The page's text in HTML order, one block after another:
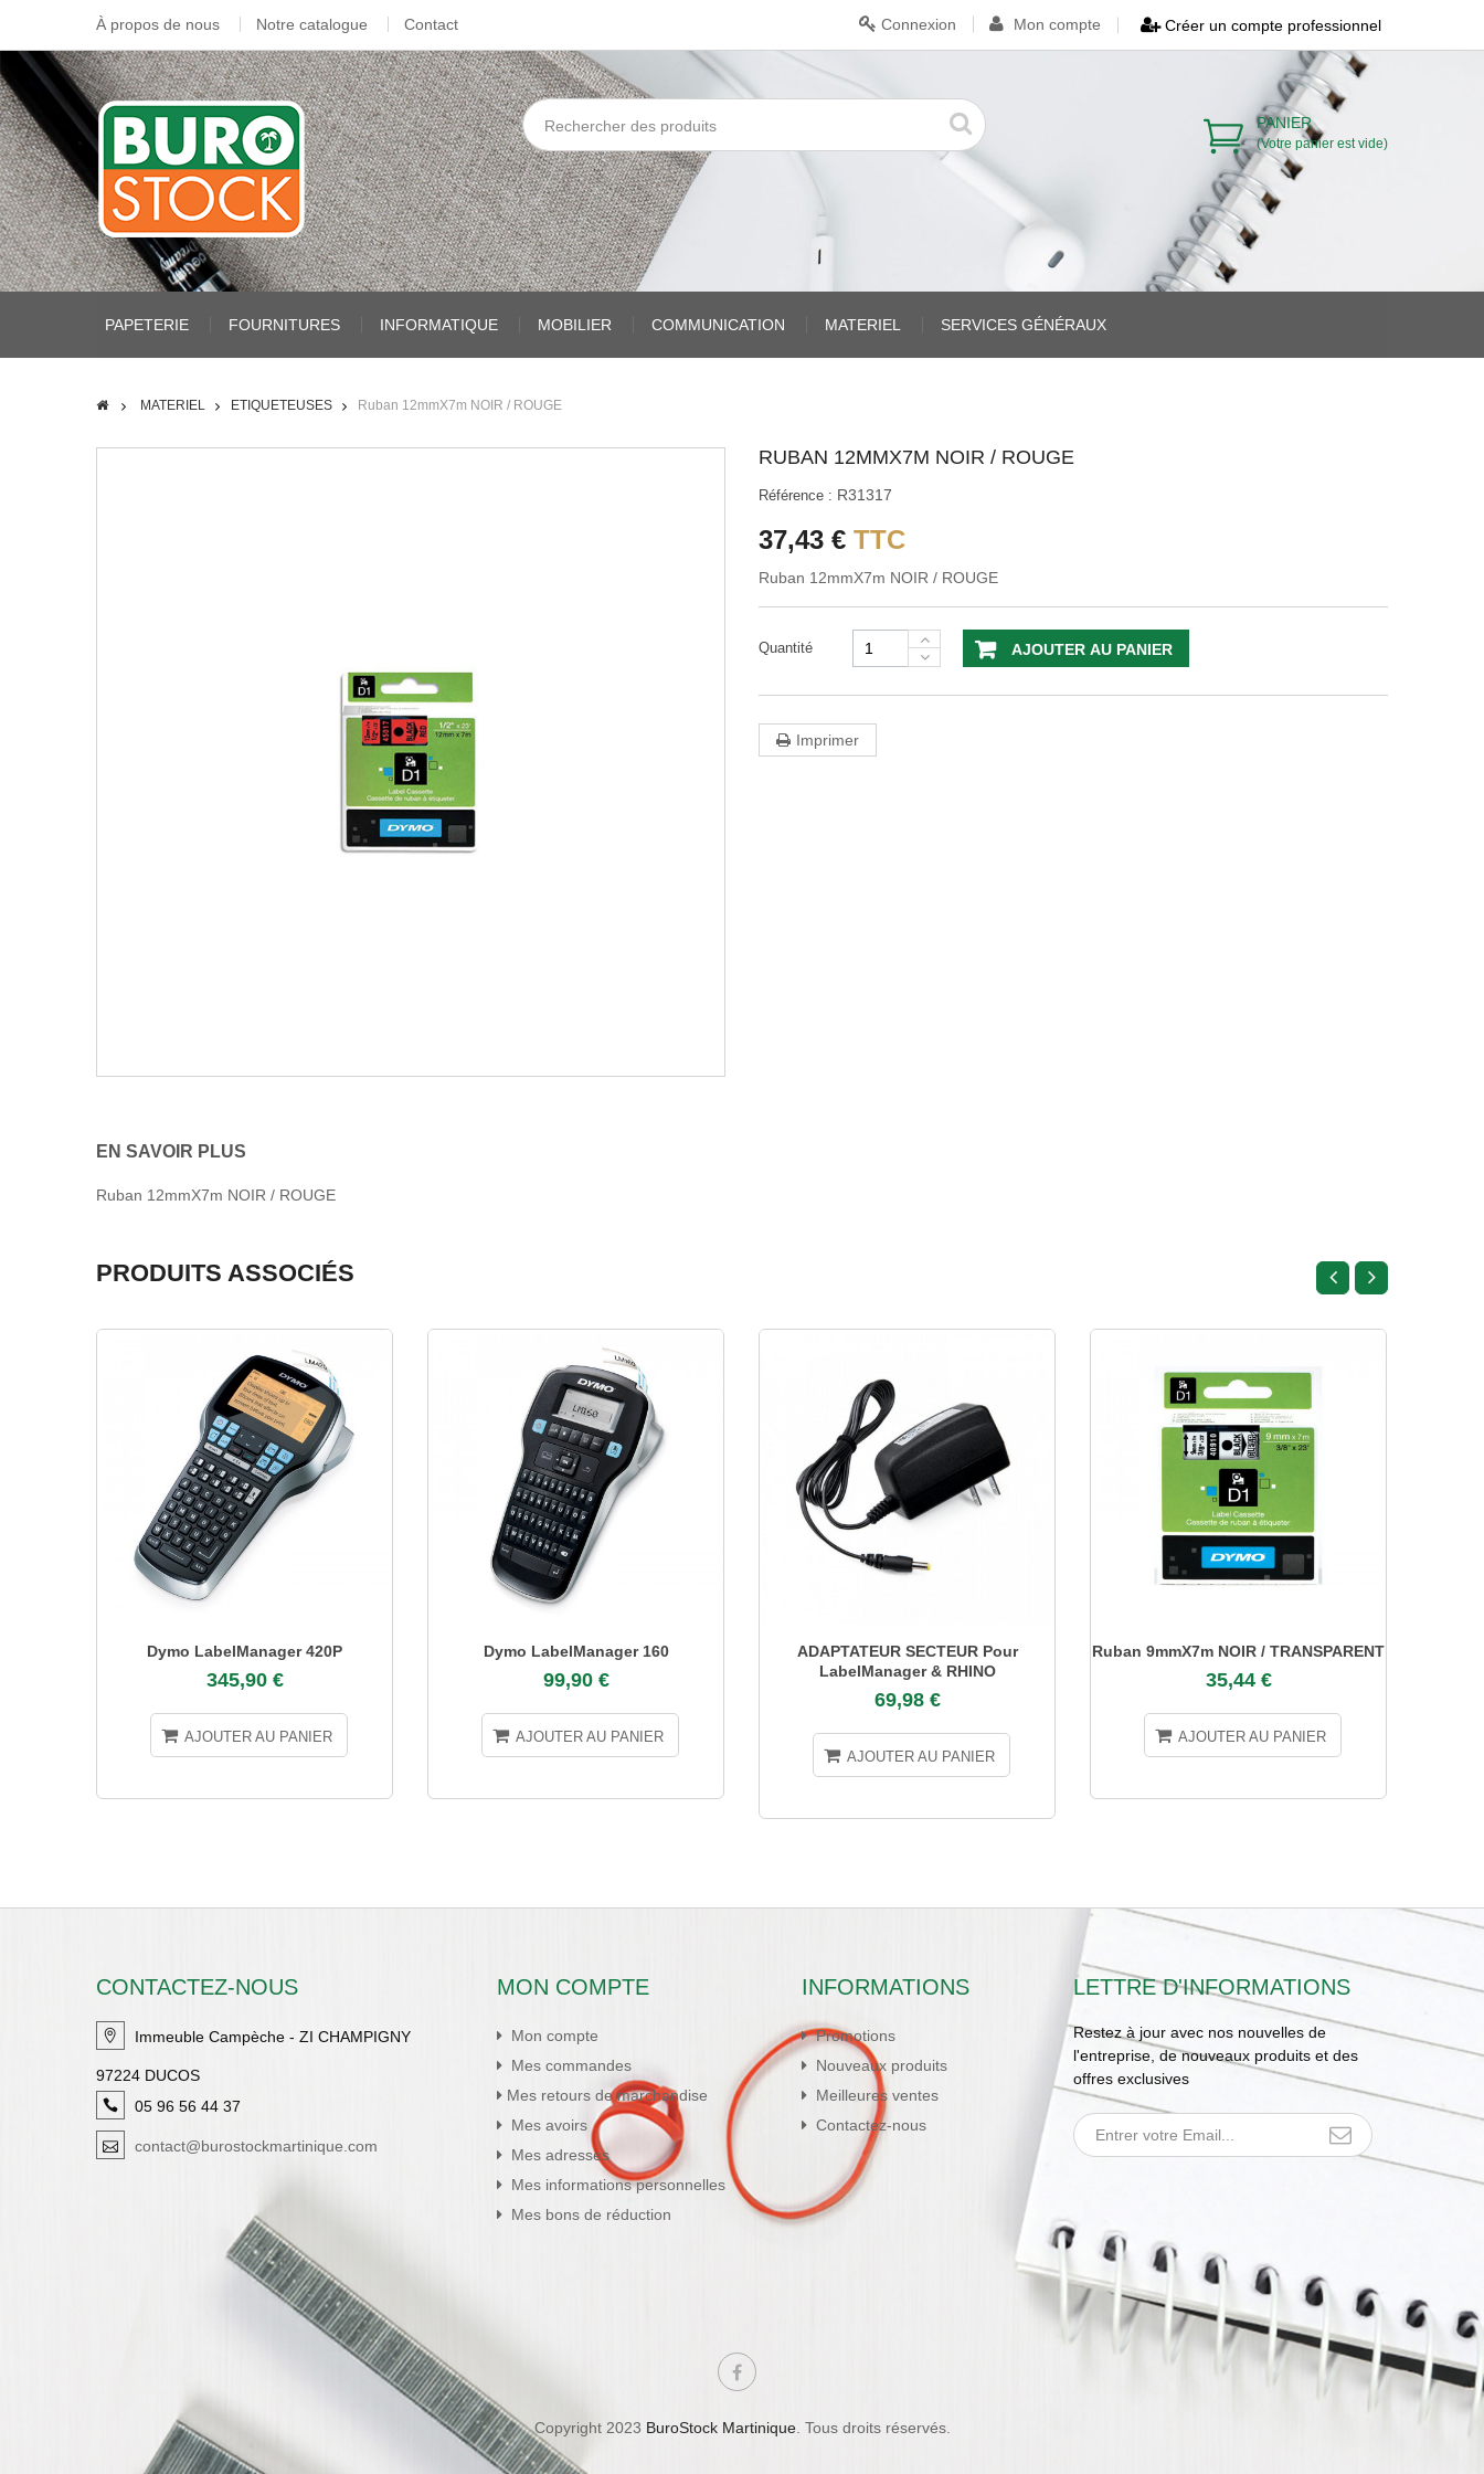
À propos de nous Notre catalogue Contact Créer un compte professionnel
Mon compte
Connexion
PANIER
(Votre panier est vide)
PAPETERIE FOURNITURES INFORMATIQUE MOBILIER COMMUNICATION MATERIEL SERVICES GÉNÉRAUX
MATERIEL ETIQUETEUSES Ruban 12mmX7m NOIR / ROUGE
RUBAN 12MMX7M NOIR / ROUGE
Référence : R31317
37,43 € TTC
Ruban 12mmX7m NOIR / ROUGE
Quantité AJOUTER AU PANIER
Imprimer
EN SAVOIR PLUS
Ruban 12mmX7m NOIR / ROUGE
PRODUITS ASSOCIÉS
Dymo LabelManager 420P
345,90 €
AJOUTER AU PANIER
Dymo LabelManager 160
99,90 €
AJOUTER AU PANIER
ADAPTATEUR SECTEUR Pour
LabelManager & RHINO
69,98 €
AJOUTER AU PANIER
Ruban 9mmX7m NOIR / TRANSPARENT
35,44 €
AJOUTER AU PANIER
CONTACTEZ-NOUS
Immeuble Campèche - ZI CHAMPIGNY
97224 DUCOS
05 96 56 44 37
contact@burostockmartinique.com
MON COMPTE
Mon compte
Mes commandes
Mes retours de marchandise
Mes avoirs
Mes adresses
Mes informations personnelles
Mes bons de réduction
INFORMATIONS
Promotions
Nouveaux produits
Meilleures ventes
Contactez-nous
LETTRE D'INFORMATIONS
Restez à jour avec nos nouvelles de
l'entreprise, de nouveaux produits et des
offres exclusives
Copyright 2023 BuroStock Martinique. Tous droits réservés.